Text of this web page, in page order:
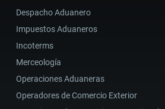
Despacho Aduanero
Impuestos Aduaneros
Incoterms
Merceología
Operaciones Aduaneras
Operadores de Comercio Exterior